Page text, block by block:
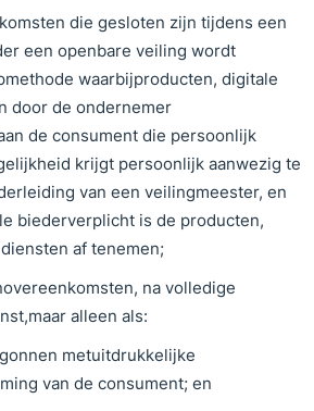
die gesloten zijn tijdens een
een openbare veiling wordt
waarbijproducten, digitale
door de ondernemer
de consument die persoonlijk
krijgt persoonlijk aanwezig te
van een veilingmeester, en
biederverplicht is de producten,
af tenemen;
na volledige
alleen als:
metuitdrukkelijke
van de consument; en